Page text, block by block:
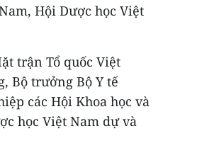
Hội Dược học Việt
trận Tổ quốc Việt
Bộ trưởng Bộ Y tế
các Hội Khoa học và
học Việt Nam dự và